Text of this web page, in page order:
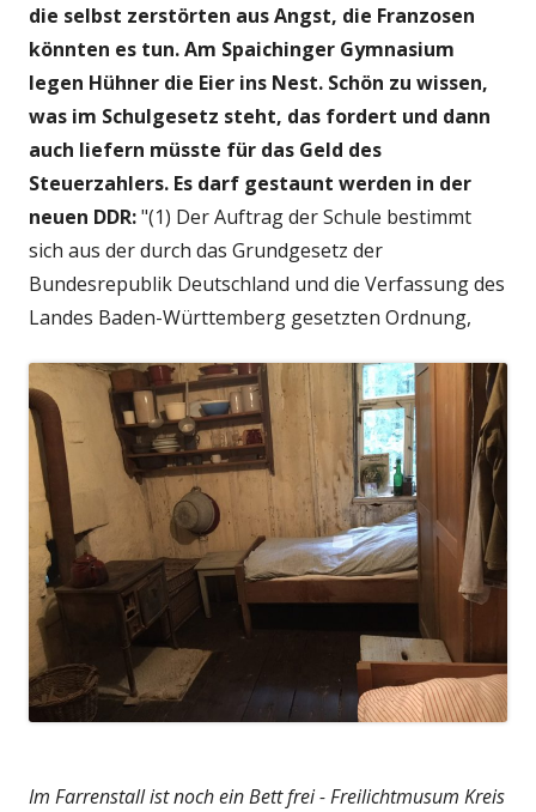
die selbst zerstörten aus Angst, die Franzosen
könnten es tun. Am Spaichinger Gymnasium
legen Hühner die Eier ins Nest. Schön zu wissen,
was im Schulgesetz steht, das fordert und dann
auch liefern müsste für das Geld des
Steuerzahlers. Es darf gestaunt werden in der
neuen DDR:"(1) Der Auftrag der Schule bestimmt
sich aus der durch das Grundgesetz der
Bundesrepublik Deutschland und die Verfassung des
Landes Baden-Württemberg gesetzten Ordnung,
Im Farrenstall ist noch ein Bett frei - Freilichtmusum Kreis